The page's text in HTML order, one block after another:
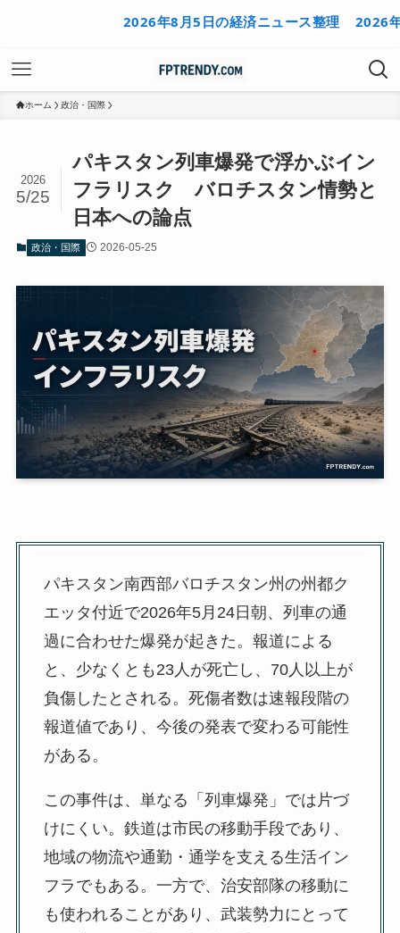
2026年8月5日の経済ニュース整理 2026年8月4日
ホーム 政治・国際
パキスタン列車爆発で浮かぶイン
フラリスク バロチスタン情勢と
日本への論点
2026
5/25
政治・国際 2026-05-25
パキスタン南西部バロチスタン州の州都ク
エッタ付近で2026年5月24日朝、列車の通
過に合わせた爆発が起きた。報道による
と、少なくとも23人が死亡し、70人以上が
負傷したとされる。死傷者数は速報段階の
報道値であり、今後の発表で変わる可能性
がある。
この事件は、単なる「列車爆発」では片づ
けにくい。鉄道は市民の移動手段であり、
地域の物流や通勤・通学を支える生活イン
フラでもある。一方で、治安部隊の移動に
も使われることがあり、武装勢力にとって